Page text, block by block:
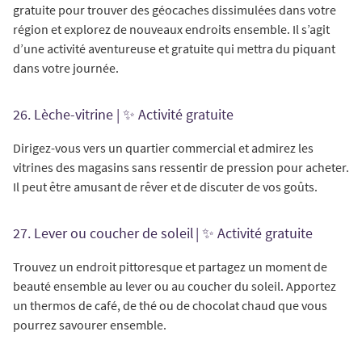
gratuite pour trouver des géocaches dissimulées dans votre
région et explorez de nouveaux endroits ensemble. Il s’agit
d’une activité aventureuse et gratuite qui mettra du piquant
dans votre journée.
26. Lèche-vitrine | ✨ Activité gratuite
Dirigez-vous vers un quartier commercial et admirez les
vitrines des magasins sans ressentir de pression pour acheter.
Il peut être amusant de rêver et de discuter de vos goûts.
27. Lever ou coucher de soleil | ✨ Activité gratuite
Trouvez un endroit pittoresque et partagez un moment de
beauté ensemble au lever ou au coucher du soleil. Apportez
un thermos de café, de thé ou de chocolat chaud que vous
pourrez savourer ensemble.